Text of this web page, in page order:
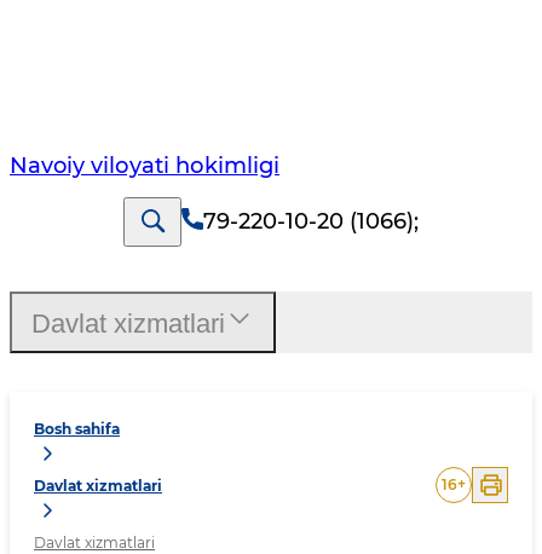
Navoiy vilоyati hоkimligi
79-220-10-20 (1066);
Bosh sahifa
Davlat xizmatlari
Davlat xizmatlari
16+
Davlat xizmatlari